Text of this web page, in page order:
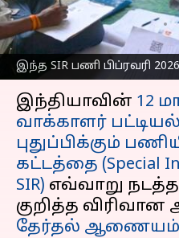
இந்த SIR பணி பிப்ரவரி
எழுதியவர் Venkatalakshmi V
செய்தி முன்னோட்டம்
இந்தியாவின் 12
வாக்காளர்
புதுப்பிக்கும்
கட்டத்தை (Special
SIR) எவ்வாறு
குறித்த
தேர்தல் ஆணையம்